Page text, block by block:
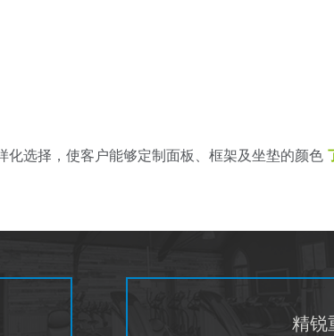
选择，使客户能够定制面板、框架及坐垫的颜色
精锐